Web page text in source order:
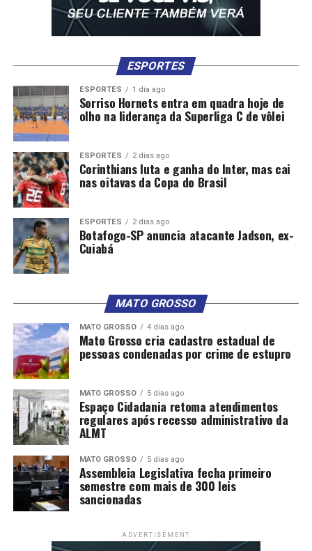
ESPORTES
ESPORTES 1 dia ago
Sorriso Hornets entra em quadra hoje de
olho na liderança da Superliga C de vôlei
ESPORTES 2 dias ago
Corinthians luta e ganha do Inter, mas cai
nas oitavas da Copa do Brasil
ESPORTES 2 dias ago
Botafogo-SP anuncia atacante Jadson, ex-
Cuiabá
MATO GROSSO
MATO GROSSO 4 dias ago
Mato Grosso cria cadastro estadual de
pessoas condenadas por crime de estupro
MATO GROSSO 5 dias ago
Espaço Cidadania retoma atendimentos
regulares após recesso administrativo da
ALMT
MATO GROSSO 5 dias ago
Assembleia Legislativa fecha primeiro
semestre com mais de 300 leis
sancionadas
ADVERTISEMENT